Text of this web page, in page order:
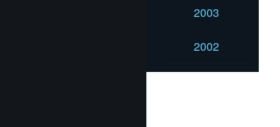
2003
2002